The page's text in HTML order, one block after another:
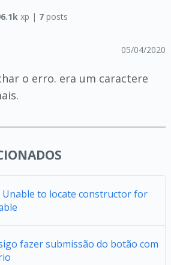
xp | 7posts
05/04/2020
o erro. era um caractere
Unable to locate constructor for
fazer submissão do botão com